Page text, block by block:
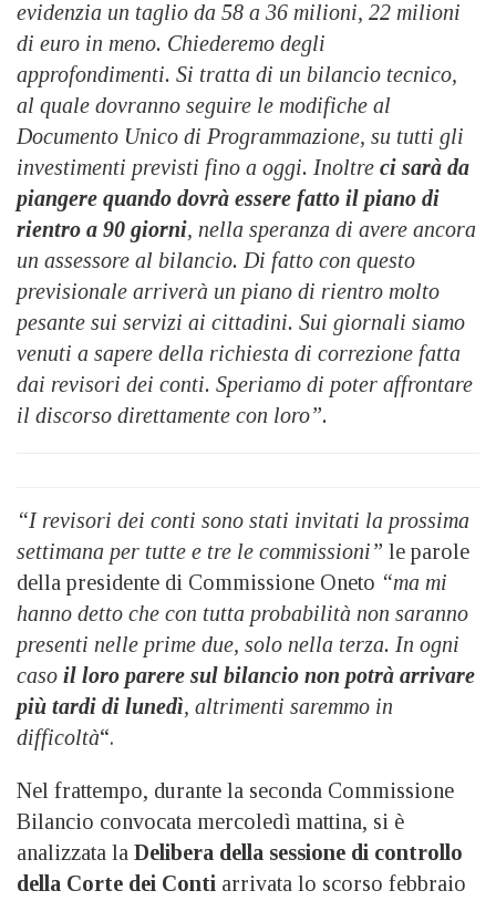
evidenzia un taglio da 58 a 36 milioni, 22 milioni
di euro in meno. Chiederemo degli
approfondimenti. Si tratta di un bilancio tecnico,
al quale dovranno seguire le modifiche al
Documento Unico di Programmazione, su tutti gli
investimenti previsti fino a oggi. Inoltre ci sarà da
piangere quando dovrà essere fatto il piano di
rientro a 90 giorni, nella speranza di avere ancora
un assessore al bilancio. Di fatto con questo
previsionale arriverà un piano di rientro molto
pesante sui servizi ai cittadini. Sui giornali siamo
venuti a sapere della richiesta di correzione fatta
dai revisori dei conti. Speriamo di poter affrontare
il discorso direttamente con loro”.
“I revisori dei conti sono stati invitati la prossima
settimana per tutte e tre le commissioni” le parole
della presidente di Commissione Oneto “ma mi
hanno detto che con tutta probabilità non saranno
presenti nelle prime due, solo nella terza. In ogni
caso il loro parere sul bilancio non potrà arrivare
più tardi di lunedì, altrimenti saremmo in
difficoltà“.
Nel frattempo, durante la seconda Commissione
Bilancio convocata mercoledì mattina, si è
analizzata la Delibera della sessione di controllo
della Corte dei Conti arrivata lo scorso febbraio